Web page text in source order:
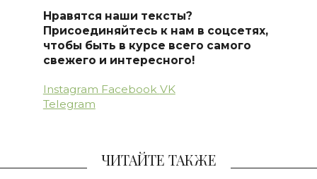
Нравятся наши тексты?
Присоединяйтесь к нам в соцсетях,
чтобы быть в курсе всего самого
свежего и интересного!
Instagram Facebook VK
Telegram
ЧИТАЙТЕ ТАКЖЕ